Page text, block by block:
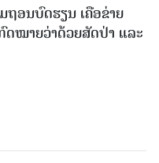
ຖອນບົດຮຽນ ເຄືອຂ່າຍ
ດໝາຍວ່າດ້ວຍສັດປ່າ ແລະ